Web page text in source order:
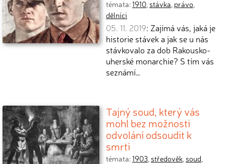
témata:1910, stávka, právo,
dělníci
05. 11. 2019: Zajímá vás, jaká je
historie stávek a jak se u nás
stávkovalo za dob Rakousko-
uherské monarchie? S tím vás
seznámí…
Tajný soud, který vás
mohl bez možnosti
odvolání odsoudit k
smrti
témata:1903, středověk, soud,